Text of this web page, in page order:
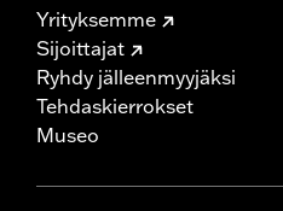
Yrityksemme
Sijoittajat
Ryhdy jälleenmyyjäksi
Tehdaskierrokset
Museo